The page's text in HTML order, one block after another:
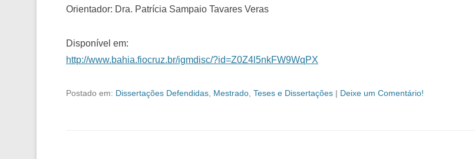
Orientador: Dra. Patrícia Sampaio Tavares Veras
Disponível em:
http://www.bahia.fiocruz.br/igmdisc/?id=Z0Z4l5nkFW9WqPX
Postado em: Dissertações Defendidas Mestrado Teses e Dissertações | Deixe um Comentário!